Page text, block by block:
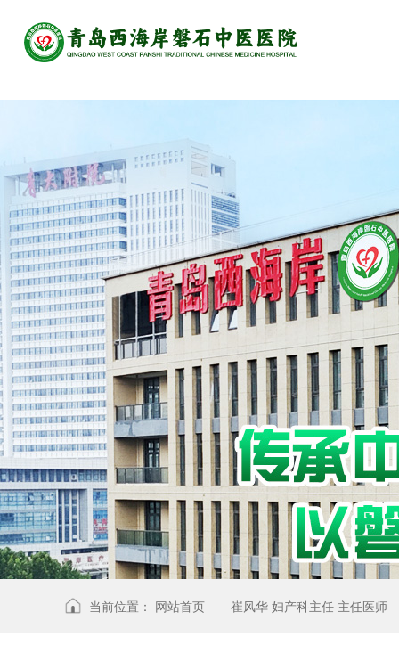
当前位置： 网站首页 - 崔风华 妇产科主任 主任医师